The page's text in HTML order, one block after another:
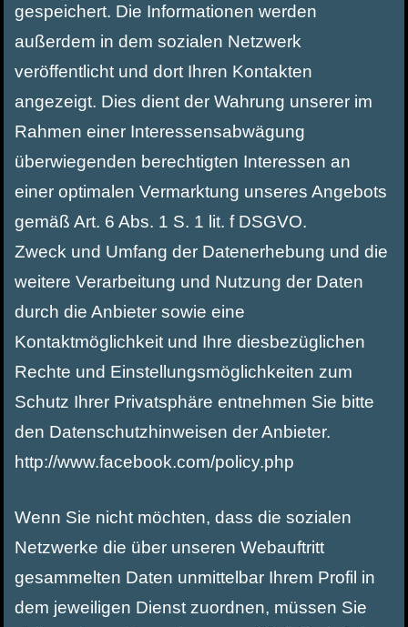
gespeichert. Die Informationen werden
außerdem in dem sozialen Netzwerk
veröffentlicht und dort Ihren Kontakten
angezeigt. Dies dient der Wahrung unserer im
Rahmen einer Interessensabwägung
überwiegenden berechtigten Interessen an
einer optimalen Vermarktung unseres Angebots
gemäß Art. 6 Abs. 1 S. 1 lit. f DSGVO.
Zweck und Umfang der Datenerhebung und die
weitere Verarbeitung und Nutzung der Daten
durch die Anbieter sowie eine
Kontaktmöglichkeit und Ihre diesbezüglichen
Rechte und Einstellungsmöglichkeiten zum
Schutz Ihrer Privatsphäre entnehmen Sie bitte
den Datenschutzhinweisen der Anbieter.
http://www.facebook.com/policy.php
Wenn Sie nicht möchten, dass die sozialen
Netzwerke die über unseren Webauftritt
gesammelten Daten unmittelbar Ihrem Profil in
dem jeweiligen Dienst zuordnen, müssen Sie